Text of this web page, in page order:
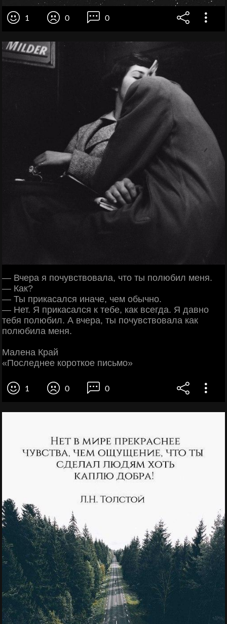
1 0 0
— Вчера я почувствовала, что ты полюбил меня.
— Как?
— Ты прикасался иначе, чем обычно.
— Нет. Я прикасался к тебе, как всегда. Я давно
тебя полюбил. А вчера, ты почувствовала как
полюбила меня.
Малена Край
«Последнее короткое письмо»
1 0 0